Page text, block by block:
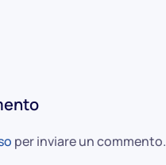
per inviare un commento.